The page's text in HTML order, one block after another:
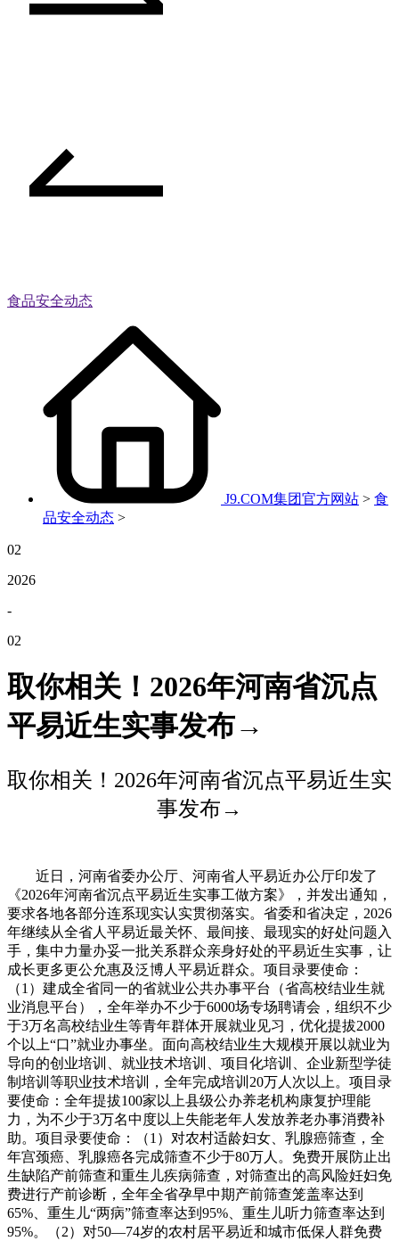
食品安全动态
J9.COM集团官方网站 > 食
品安全动态 >
02
2026
-
02
取你相关！2026年河南省沉点
平易近生实事发布→
取你相关！2026年河南省沉点平易近生实
事发布→
近日，河南省委办公厅、河南省人平易近办公厅印发了
《2026年河南省沉点平易近生实事工做方案》，并发出通知，
要求各地各部分连系现实认实贯彻落实。省委和省决定，2026
年继续从全省人平易近最关怀、最间接、最现实的好处问题入
手，集中力量办妥一批关系群众亲身好处的平易近生实事，让
成长更多更公允惠及泛博人平易近群众。项目录要使命：
（1）建成全省同一的省就业公共办事平台（省高校结业生就
业消息平台），全年举办不少于6000场专场聘请会，组织不少
于3万名高校结业生等青年群体开展就业见习，优化提拔2000
个以上“口”就业办事坐。面向高校结业生大规模开展以就业为
导向的创业培训、就业技术培训、项目化培训、企业新型学徒
制培训等职业技术培训，全年完成培训20万人次以上。项目录
要使命：全年提拔100家以上县级公办养老机构康复护理能
力，为不少于3万名中度以上失能老年人发放养老办事消费补
助。项目录要使命：（1）对农村适龄妇女、乳腺癌筛查，全
年宫颈癌、乳腺癌各完成筛查不少于80万人。免费开展防止出
生缺陷产前筛查和重生儿疾病筛查，对筛查出的高风险妊妇免
费进行产前诊断，全年全省孕早中期产前筛查笼盖率达到
65%、重生儿“两病”筛查率达到95%、重生儿听力筛查率达到
95%。（2）对50—74岁的农村居平易近和城市低保人群免费